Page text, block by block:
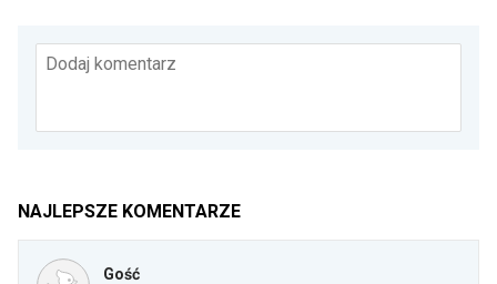
Dodaj komentarz
NAJLEPSZE KOMENTARZE
Gość